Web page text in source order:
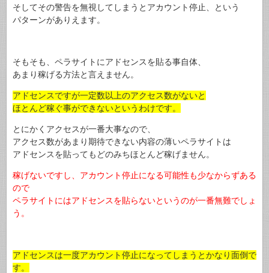
そしてその警告を無視してしまうとアカウント停止、という
パターンがありえます。
そもそも、ペラサイトにアドセンスを貼る事自体、
あまり稼げる方法と言えません。
アドセンスですが一定数以上のアクセス数がないと
ほとんど稼ぐ事ができないというわけです。
とにかくアクセスが一番大事なので、
アクセス数があまり期待できない内容の薄いペラサイトは
アドセンスを貼ってもどのみちほとんど稼げません。
稼げないですし、アカウント停止になる可能性も少なからずある
ので
ペラサイトにはアドセンスを貼らないというのが一番無難でしょ
う。
アドセンスは一度アカウント停止になってしまうとかなり面倒で
す。